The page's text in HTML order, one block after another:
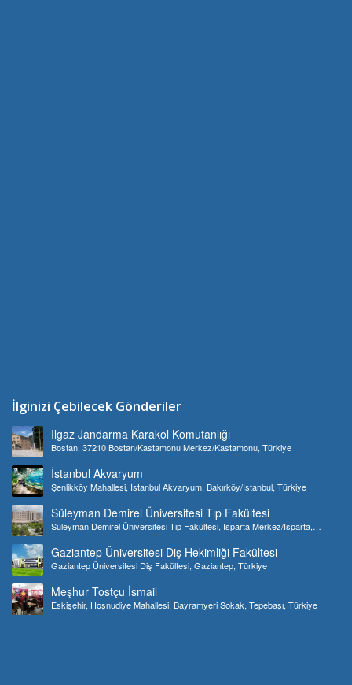
İlginizi Çebilecek Gönderiler
Ilgaz Jandarma Karakol Komutanlığı
Bostan, 37210 Bostan/Kastamonu Merkez/Kastamonu, Türkiye
İstanbul Akvaryum
Şenlikköy Mahallesi, İstanbul Akvaryum, Bakırköy/İstanbul, Türkiye
Süleyman Demirel Üniversitesi Tıp Fakültesi
Süleyman Demirel Üniversitesi Tıp Fakültesi, Isparta Merkez/Isparta,
Gaziantep Üniversitesi Diş Hekimliği Fakültesi
Gaziantep Üniversitesi Diş Fakültesi, Gaziantep, Türkiye
Meşhur Tostçu İsmail
Eskişehir, Hoşnudiye Mahallesi, Bayramyeri Sokak, Tepebaşı, Türkiye